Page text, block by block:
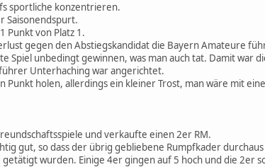
sportliche konzentrieren.
Saisonendspurt.
Punkt von Platz 1.
gegen den Abstiegskandidat die Bayern Amateure
Spiel unbedingt gewinnen, was man auch tat. Damit
Unterhaching war angerichtet.
Punkt holen, allerdings ein kleiner Trost, man wäre mit
und verkaufte einen 2er RM.
gut, so dass der übrig gebliebene Rumpfkader durchaus
wurden. Einige 4er gingen auf 5 hoch und die 2er